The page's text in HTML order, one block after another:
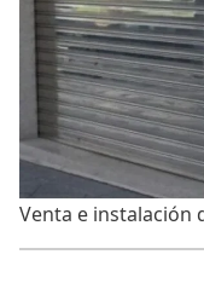
Venta e instalación